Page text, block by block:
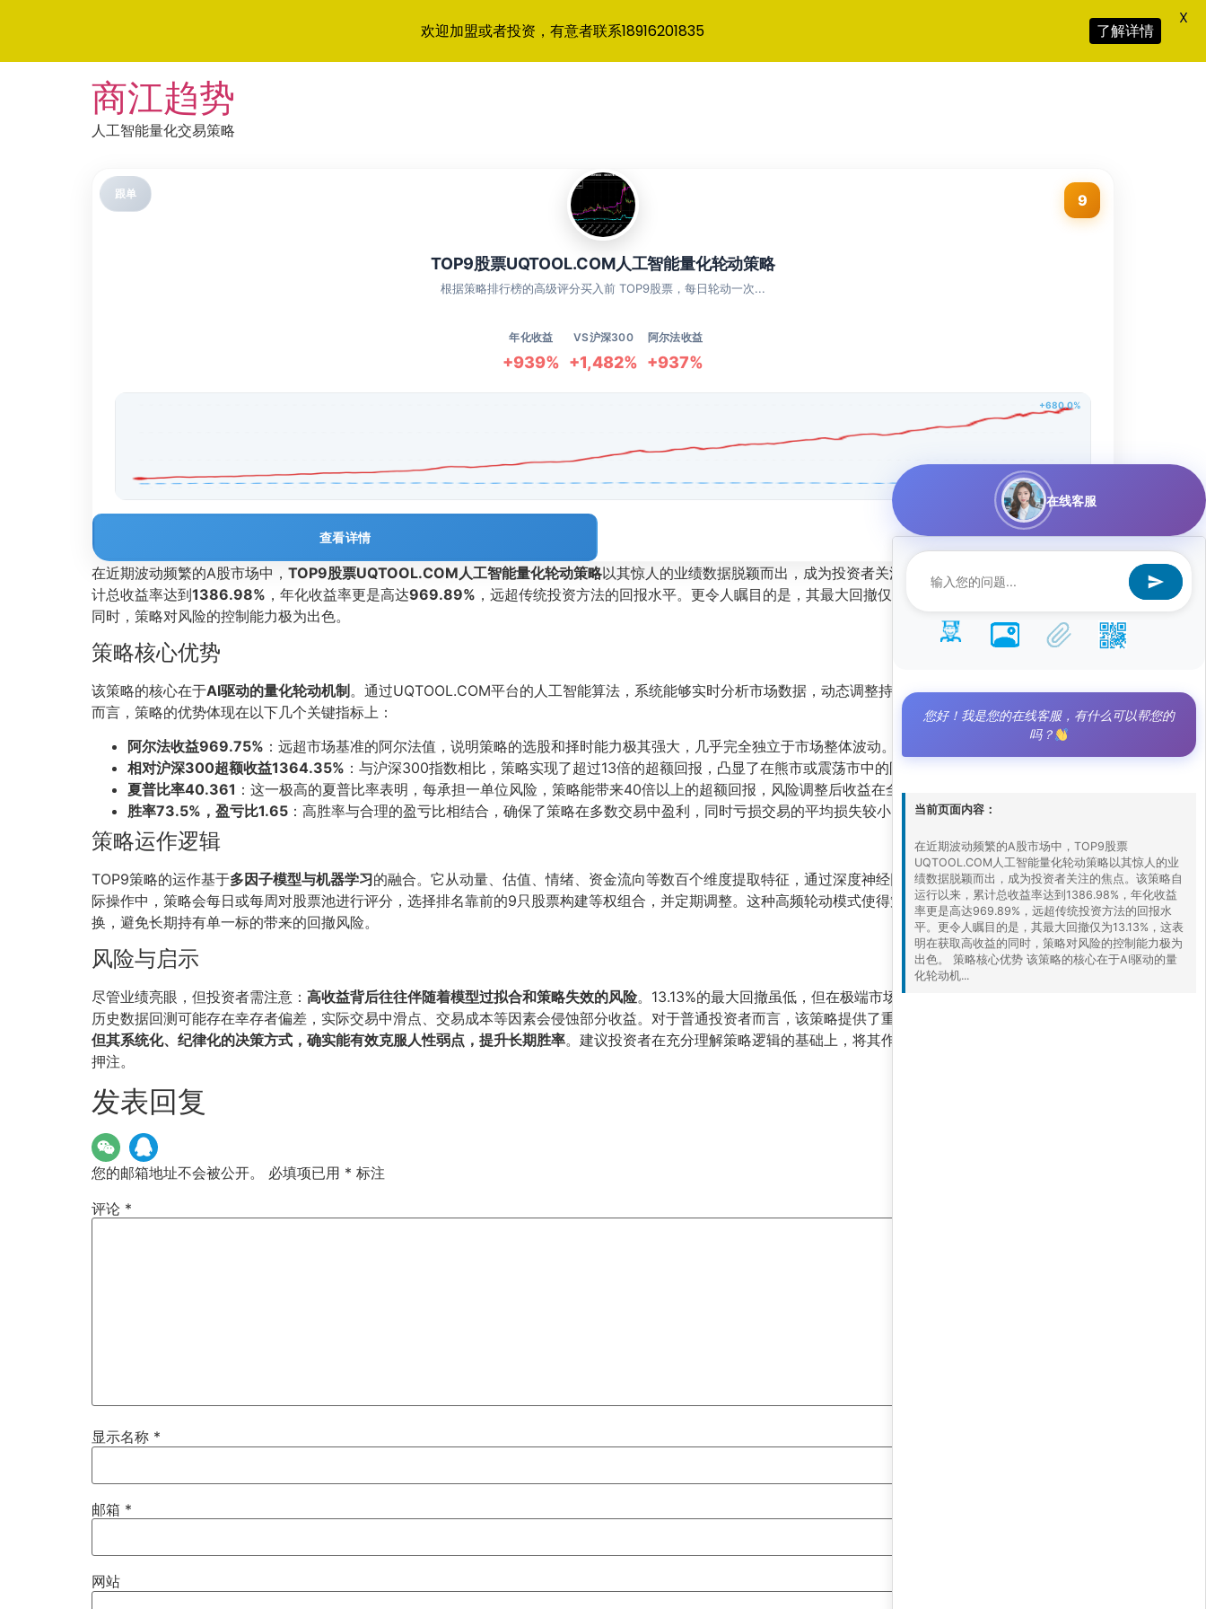
商江趋势
人工智能量化交易策略
跟单 9
TOP9股票UQTOOL.COM人工智能量化轮动策略
根据策略排行榜的高级评分买入前 TOP9股票，每日轮动一次...
年化收益
+939%
VS沪深300
+1,482%
阿尔法收益
+937%
+680.0%
查看详情
在近期波动频繁的A股市场中， TOP9股票UQTOOL.COM人工智能量化轮动策略以其惊人的业绩数据脱颖而出，成为投资者关注的焦点。该策略自运行以来，累
计总收益率达到1386.98% ，年化收益率更是高达969.89% ，远超传统投资方法的回报水平。更令人瞩目的是，其最大回撤仅为
同时，策略对风险的控制能力极为出色。
策略核心优势
该策略的核心在于AI驱动的量化轮动机制。通过UQTOOL.COM平台的人工智能算法，系统能够实时分析市场数据，动态调整持仓组合，捕捉短期趋势机会。具体
而言，策略的优势体现在以下几个关键指标上：
阿尔法收益969.75% ：远超市场基准的阿尔法值，说明策略的选股和择时能力极其强大，几乎完全独立于市场整体波动。
相对沪深300超额收益1364.35% ：与沪深300指数相比，策略实现了超过13倍的超额回报，凸显了在熊市或震荡市中的防御与进攻双重能力。
夏普比率40.361 ：这一极高的夏普比率表明，每承担一单位风险，策略能带来40倍以上的超额回报，风险调整后收益在全球量化策略中都属于顶尖水平。
胜率73.5%，盈亏比1.65 ：高胜率与合理的盈亏比相结合，确保了策略在多数交易中盈利，同时亏损交易的平均损失较小，整体盈利稳定性强。
策略运作逻辑
TOP9策略的运作基于多因子模型与机器学习的融合。它从动量、估值、情绪、资金流向等数百个维度提取特征，通过深度神经网络训练出最优的轮动规则。在实
际操作中，策略会每日或每周对股票池进行评分，选择排名靠前的9只股票构建等权组合，并定期调整。这种高频轮动模式使得策略能够快速适应市场风格的切
换，避免长期持有单一标的带来的回撤风险。
风险与启示
尽管业绩亮眼，但投资者需注意： 高收益背后往往伴随着模型过拟合和策略失效的风险。13.13%的最大回撤虽低，但在极端市场环境下可能放大。此外，该策略的
历史数据回测可能存在幸存者偏差，实际交易中滑点、交易成本等因素会侵蚀部分收益。对于普通投资者而言，该策略提供了重要的启示：
但其系统化、纪律化的决策方式，确实能有效克服人性弱点，提升长期胜率。建议投资者在充分理解策略逻辑的基础上，将其作为资产配置的补充工具，而非全仓
押注。
发表回复
您的邮箱地址不会被公开。 必填项已用 * 标注
评论 *
显示名称 *
邮箱 *
网站
欢迎加盟或者投资，有意者联系18916201835 了解详情
X
在线客服
您好！我是您的在线客服，有什么可以帮您的
吗？
当前页面内容：
在近期波动频繁的A股市场中，TOP9股票
UQTOOL.COM人工智能量化轮动策略以其惊人的业
绩数据脱颖而出，成为投资者关注的焦点。该策略自
运行以来，累计总收益率达到1386.98%，年化收益
率更是高达969.89%，远超传统投资方法的回报水
平。更令人瞩目的是，其最大回撤仅为13.13%，这表
明在获取高收益的同时，策略对风险的控制能力极为
出色。 策略核心优势 该策略的核心在于AI驱动的量
化轮动机...